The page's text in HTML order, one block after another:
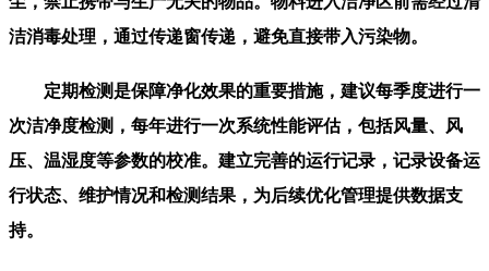
洁消毒处理，通过传递窗传递，避免直接带入污染物。
定期检测是保障净化效果的重要措施，建议每季度进行一
次洁净度检测，每年进行一次系统性能评估，包括风量、风
压、温湿度等参数的校准。建立完善的运行记录，记录设备运
行状态、维护情况和检测结果，为后续优化管理提供数据支
持。